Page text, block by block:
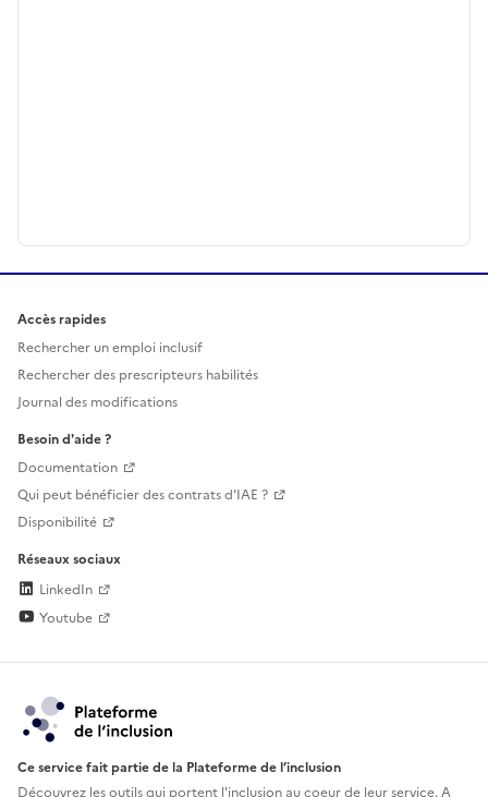
Accès rapides
Rechercher un emploi inclusif
Rechercher des prescripteurs habilités
Journal des modifications
Besoin d'aide ?
Documentation
Qui peut bénéficier des contrats d'IAE ?
Disponibilité
Réseaux sociaux
LinkedIn
Youtube
Ce service fait partie de la Plateforme de l’inclusion
Découvrez les outils qui portent l'inclusion aucoeur de leur service. A